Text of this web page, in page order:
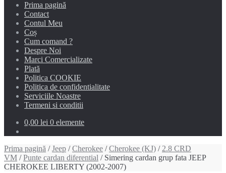
Prima pagină
Contact
Contul Meu
Coș
Cum comand ?
Despre Noi
Marci Comercializate
Plată
Politica COOKIE
Politica de confidentialitate
Serviciile Noastre
Termeni si conditii
0,00 lei 0 elemente
Prima pagină /Jeep /Cherokee /Cherokee (KJ) / 2.8 CRD
VM /Punte cardan diferential / Simering cardan grup fata JEEP
CHEROKEE LIBERTY (2002-2007)